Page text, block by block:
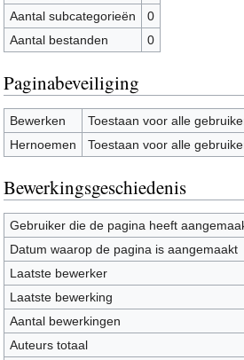
Aantal subcategorieën
0
Aantal bestanden
0
Paginabeveiliging
Bewerken
Toestaan voor alle
Hernoemen
Toestaan voor alle
Bewerkingsgeschiedenis
Gebruiker die de pagina heeft
Datum waarop de pagina is aangemaakt
Laatste bewerker
Laatste bewerking
Aantal bewerkingen
Auteurs totaal